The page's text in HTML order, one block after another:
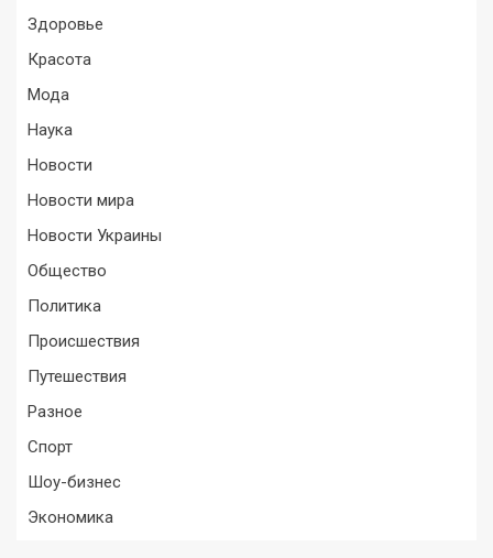
Здоровье
Красота
Мода
Наука
Новости
Новости мира
Новости Украины
Общество
Политика
Происшествия
Путешествия
Разное
Спорт
Шоу-бизнес
Экономика